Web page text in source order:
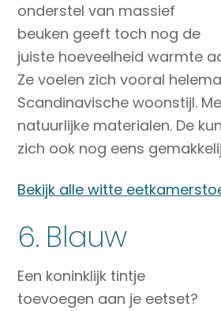
onderstel van massief
beuken geeft toch nog de
juiste hoeveelheid warmte
Ze voelen zich vooral
Scandinavische woonstijl.
natuurlijke materialen. De
zich ook nog eens
Bekijk alle witte
6. Blauw
Een koninklijk tintje
toevoegen aan je eetset?